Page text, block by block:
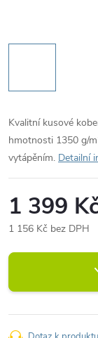
Kvalitní kusové
hmotnosti 1350 g/
vytápěním. Detailní
1 399
1 156 Kč bez DPH
cena: